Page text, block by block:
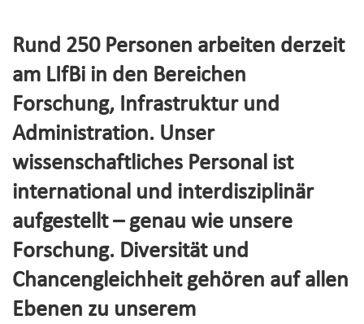
Rund 250 Personen arbeiten derzeit
am LIfBi in den Bereichen
Forschung, Infrastruktur und
Administration. Unser
wissenschaftliches Personal ist
international und interdisziplinär
aufgestellt – genau wie unsere
Forschung. Diversität und
Chancengleichheit gehören auf allen
Ebenen zu unserem